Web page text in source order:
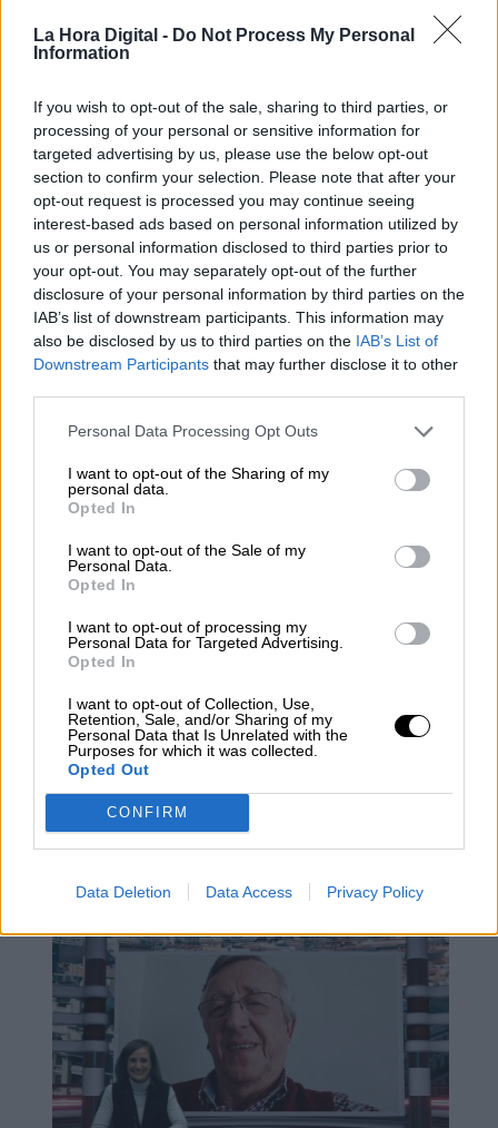
La Hora Digital - Do Not Process My Personal
Information
If you wish to opt-out of the sale, sharing to third parties, or
processing of your personal or sensitive information for
targeted advertising by us, please use the below opt-out
section to confirm your selection. Please note that after your
opt-out request is processed you may continue seeing
interest-based ads based on personal information utilized by
us or personal information disclosed to third parties prior to
your opt-out. You may separately opt-out of the further
disclosure of your personal information by third parties on the
IAB’s list of downstream participants. This information may
also be disclosed by us to third parties on the IAB’s List of
Downstream Participants that may further disclose it to other
Personal Data Processing Opt Outs
I want to opt-out of the Sharing of my
personal data.
Opted In
I want to opt-out of the Sale of my
Personal Data.
Opted In
I want to opt-out of processing my
Personal Data for Targeted Advertising.
Opted In
I want to opt-out of Collection, Use,
Retention, Sale, and/or Sharing of my
Personal Data that Is Unrelated with the
Purposes for which it was collected.
Opted Out
CONFIRM
Data Deletion Data Access Privacy Policy
admirar los valores de la UE /
بقيم الاتحاد الأوروبي
Mario García de Castro: "Todas
estas conquistas siguen siendo un
camino abierto para el mañana"
Agozino: "A Cristina Kirchner le es
más funcional que gane Milei"